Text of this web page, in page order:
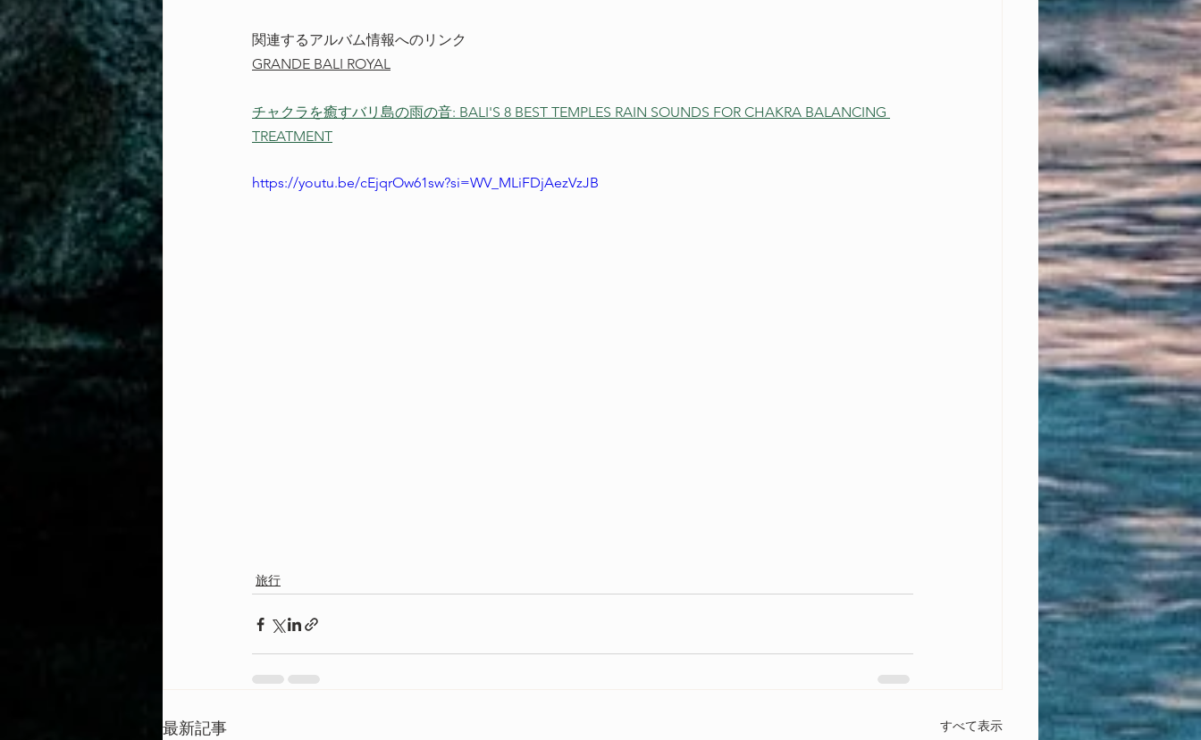
関連するアルバム情報へのリンク
GRANDE BALI ROYAL
チャクラを癒すバリ島の雨の音: BALI'S 8 BEST TEMPLES RAIN SOUNDS FOR CHAKRA BALANCING
TREATMENT
https://youtu.be/cEjqrOw61sw?si=WV_MLiFDjAezVzJB
旅行
最新記事 すべて表示